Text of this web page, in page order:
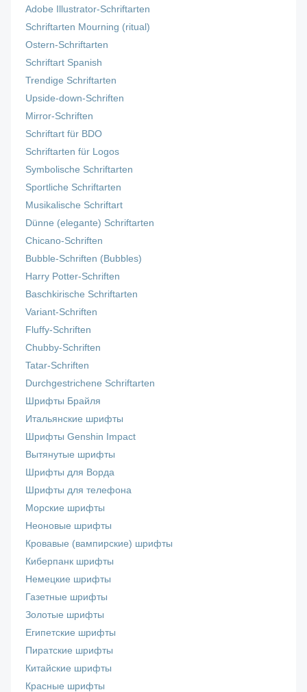
Adobe Illustrator-Schriftarten
Schriftarten Mourning (ritual)
Ostern-Schriftarten
Schriftart Spanish
Trendige Schriftarten
Upside-down-Schriften
Mirror-Schriften
Schriftart für BDO
Schriftarten für Logos
Symbolische Schriftarten
Sportliche Schriftarten
Musikalische Schriftart
Dünne (elegante) Schriftarten
Chicano-Schriften
Bubble-Schriften (Bubbles)
Harry Potter-Schriften
Baschkirische Schriftarten
Variant-Schriften
Fluffy-Schriften
Chubby-Schriften
Tatar-Schriften
Durchgestrichene Schriftarten
Шрифты Брайля
Итальянские шрифты
Шрифты Genshin Impact
Вытянутые шрифты
Шрифты для Ворда
Шрифты для телефона
Морские шрифты
Неоновые шрифты
Кровавые (вампирские) шрифты
Киберпанк шрифты
Немецкие шрифты
Газетные шрифты
Золотые шрифты
Египетские шрифты
Пиратские шрифты
Китайские шрифты
Красные шрифты